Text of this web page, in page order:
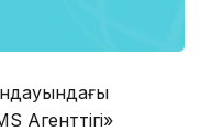
Агенттігі»